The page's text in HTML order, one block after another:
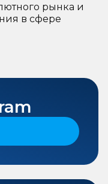
рынка и
в сфере